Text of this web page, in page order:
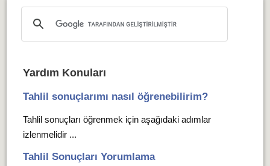
Yardım Konuları
Tahlil sonuçlarımı nasıl öğrenebilirim?
Tahlil sonuçları öğrenmek için aşağıdaki adımlar
izlenmelidir ...
Tahlil Sonuçları Yorumlama